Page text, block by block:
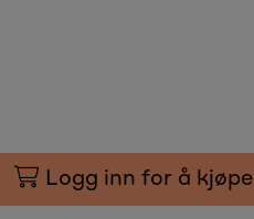
Logg inn for å kjøpe